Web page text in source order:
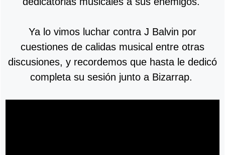
Ya lo vimos luchar contra J Balvin por
cuestiones de calidas musical entre otras
discusiones, y recordemos que hasta le dedicó
completa su sesión junto a Bizarrap.